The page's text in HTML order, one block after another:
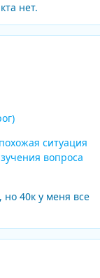
нет.
ситуация
вопроса
но 40к у меня все